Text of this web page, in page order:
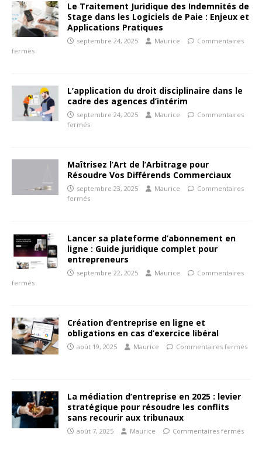
Le Traitement Juridique des Indemnités de
Stage dans les Logiciels de Paie : Enjeux et
Applications Pratiques
septembre 24, 2025 Maurice
Commentaires
fermés
L’application du droit disciplinaire dans le
cadre des agences d’intérim
septembre 24, 2025 Maurice
Commentaires
fermés
Maîtrisez l’Art de l’Arbitrage pour
Résoudre Vos Différends Commerciaux
septembre 23, 2025 Maurice
Commentaires
fermés
Lancer sa plateforme d’abonnement en
ligne : Guide juridique complet pour
entrepreneurs
septembre 22, 2025 Maurice
Commentaires
fermés
Création d’entreprise en ligne et
obligations en cas d’exercice libéral
août 19, 2025 Maurice Commentaires fermés
La médiation d’entreprise en 2025 : levier
stratégique pour résoudre les conflits
sans recourir aux tribunaux
août 7, 2025 Maurice Commentaires fermés